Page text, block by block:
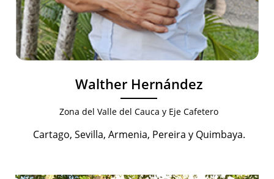
Walther Hernández
Zona del Valle del Cauca y Eje Cafetero
Cartago, Sevilla, Armenia, Pereira y Quimbaya.